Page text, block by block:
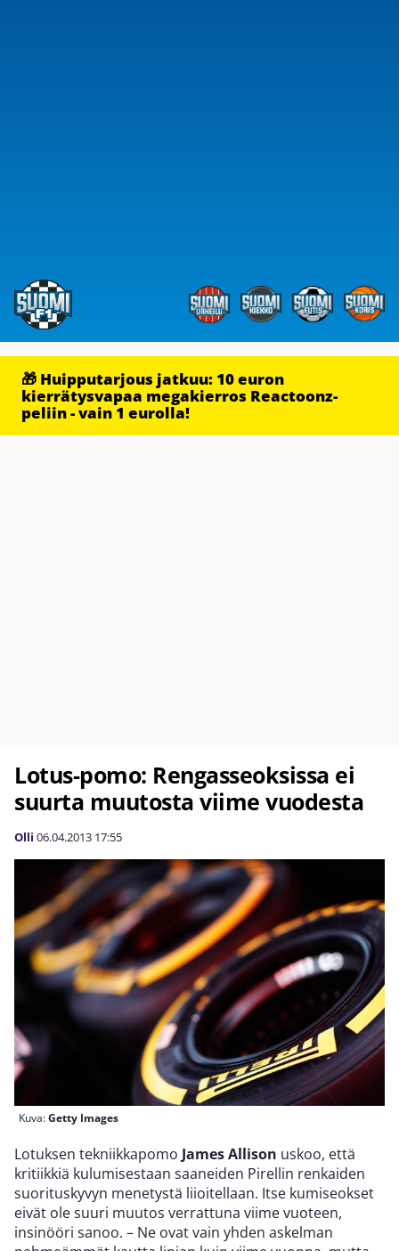
🎁 Huipputarjous jatkuu: 10 euron
kierrätysvapaa megakierros Reactoonz-
peliin - vain 1 eurolla!
Lotus-pomo: Rengasseoksissa ei
suurta muutosta viime vuodesta
Olli 06.04.2013 17:55
Kuva:Getty Images
Lotuksen tekniikkapomo James Allison uskoo, että
kritiikkiä kulumisestaan saaneiden Pirellin renkaiden
suorituskyvyn menetystä liioitellaan. Itse kumiseokset
eivät ole suuri muutos verrattuna viime vuoteen,
insinööri sanoo. – Ne ovat vain yhden askelman